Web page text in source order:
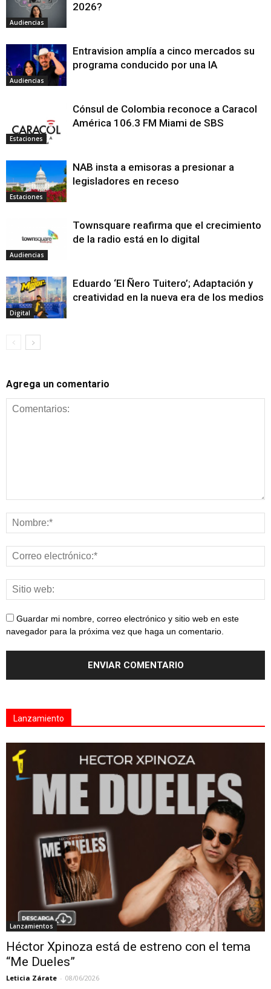
Audiencias
2026?
Audiencias
Entravision amplía a cinco mercados su
programa conducido por una IA
Estaciones
Cónsul de Colombia reconoce a Caracol
América 106.3 FM Miami de SBS
Estaciones
NAB insta a emisoras a presionar a
legisladores en receso
Audiencias
Townsquare reafirma que el crecimiento
de la radio está en lo digital
Digital
Eduardo ‘El Ñero Tuitero’; Adaptación y
creatividad en la nueva era de los medios
Agrega un comentario
Guardar mi nombre, correo electrónico y sitio web en este
navegador para la próxima vez que haga un comentario.
Lanzamiento
Lanzamientos
Héctor Xpinoza está de estreno con el tema
“Me Dueles”
Leticia Zárate - 08/06/2026